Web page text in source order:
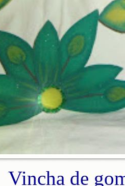
Vincha de